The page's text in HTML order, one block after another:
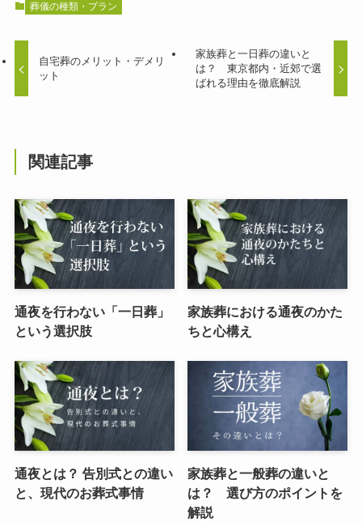
葬儀の種類・プラン
自宅葬のメリット・デメリ
ット
家族葬と一日葬の違いと
は？ 東京都内・近郊で選
ばれる理由を徹底解説
関連記事
通夜を行わない「一日葬」
という選択肢
家族葬における通夜のかた
ちと心構え
通夜とは？ 告別式との違い
と、現代のお葬式事情
家族葬と一般葬の違いと
は？ 選び方のポイントを
解説